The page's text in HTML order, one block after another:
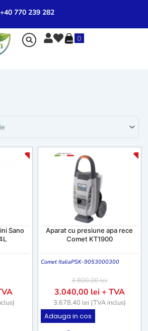
+40 770 239 282
0
-15%
Sano
-
Aparat cu presiune apa rece
Comet KT1900
Comet ItaliaPSK-9053000300
3.800,00lei
3.040,00 lei+ TVA
3.678,40 lei (TVA inclus)
Adauga in cos
Page Page